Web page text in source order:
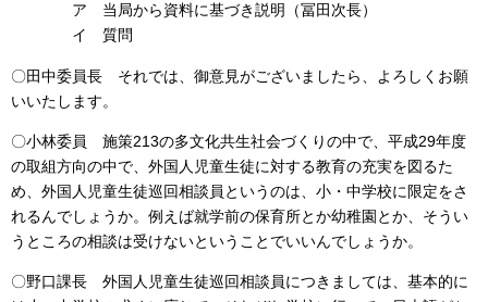
ア 当局から資料に基づき説明（冨田次長）
イ 質問
〇田中委員長 それでは、御意見がございましたら、よろしくお願
いいたします。
〇小林委員 施策213の多文化共生社会づくりの中で、平成29年度
の取組方向の中で、外国人児童生徒に対する教育の充実を図るた
め、外国人児童生徒巡回相談員というのは、小・中学校に限定をさ
れるんでしょうか。例えば就学前の保育所とか幼稚園とか、そうい
うところの相談は受けないということでいいんでしょうか。
〇野口課長 外国人児童生徒巡回相談員につきましては、基本的に